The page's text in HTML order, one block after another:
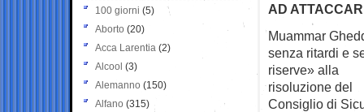
AD
Muammar
senza ritardi e
riserve» alla
risoluzione del
Consiglio di
100 giorni (5)
Aborto (20)
Acca Larentia (2)
Alcool (3)
Alemanno (150)
Alfano (315)